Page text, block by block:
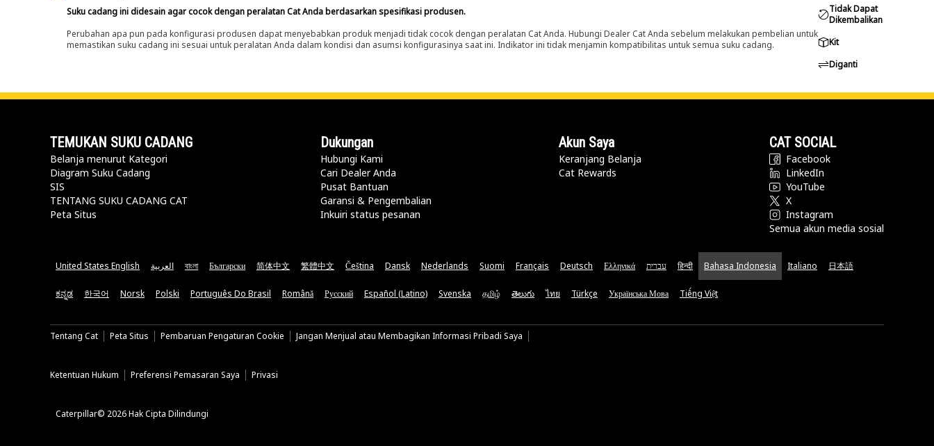
Suku cadang ini didesain agar cocok dengan peralatan Cat Anda berdasarkan spesifikasi produsen.
Perubahan apa pun pada konfigurasi produsen dapat menyebabkan produk menjadi tidak cocok dengan peralatan Cat Anda. Hubungi Dealer Cat Anda sebelum melakukan pembelian untuk
memastikan suku cadang ini sesuai untuk peralatan Anda dalam kondisi dan asumsi konfigurasinya saat ini. Indikator ini tidak menjamin kompatibilitas untuk semua suku cadang.
Tidak Dapat
Dikembalikan
Kit
Diganti
TEMUKAN SUKU CADANG
Belanja menurut Kategori
Diagram Suku Cadang
SIS
TENTANG SUKU CADANG CAT
Peta Situs
Dukungan
Hubungi Kami
Cari Dealer Anda
Pusat Bantuan
Garansi & Pengembalian
Inkuiri status pesanan
Akun Saya
Keranjang Belanja
Cat Rewards
CAT SOCIAL
Facebook
LinkedIn
YouTube
X
Instagram
Semua akun media sosial
United States English العربية বাংলা Български 简体中文 繁體中文 Čeština Dansk Nederlands Suomi Français Deutsch Ελληνικά עברית हिन्दी Bahasa Indonesia Italiano 日本語
ಕನ್ನಡ 한국어 Norsk Polski Português Do Brasil Română Русский Español (Latino) Svenska தமிழ் తెలుగు ไทย Türkçe Українська Мова Tiếng Việt
Tentang Cat Peta Situs Pembaruan Pengaturan Cookie Jangan Menjual atau Membagikan Informasi Pribadi Saya
Ketentuan Hukum Preferensi Pemasaran Saya Privasi
Caterpillar© 2026 Hak Cipta Dilindungi